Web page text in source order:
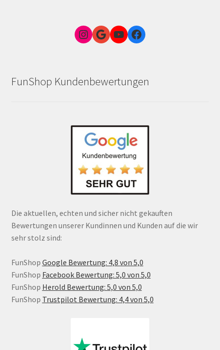
Instagram
Google Link zum FunShop WienYouTubeFacebook
FunShop Kundenbewertungen
Die aktuellen, echten und sicher nicht gekauften
Bewertungen unserer Kundinnen und Kunden auf die wir
sehr stolz sind:
FunShop Google Bewertung: 4,8 von 5,0
FunShop Facebook Bewertung: 5,0 von 5,0
FunShop Herold Bewertung: 5,0 von 5,0
FunShop Trustpilot Bewertung: 4,4 von 5,0